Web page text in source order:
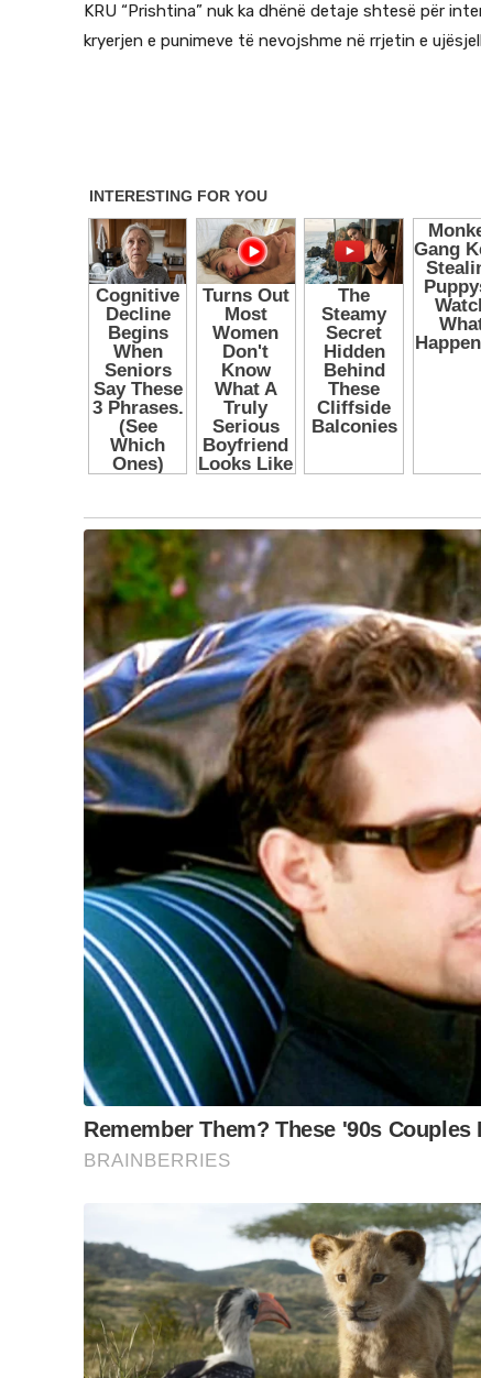
KRU “Prishtina” nuk ka dhënë detaje shtesë për
kryerjen e punimeve të nevojshme në rrjetin e